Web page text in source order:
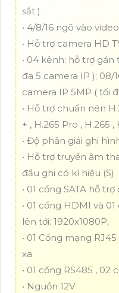
sắt )
• 4/8/16 ngõ vào
• Hỗ trợ camera HD
• 04 kênh: hỗ trợ
đa 5 camera IP ); 08/
camera IP 5MP ( tối
• Hỗ trợ chuẩn nén
+ , H.265 Pro , H.265 ,
• Độ phân giải ghi
• Hỗ trợ truyền âm
đầu ghi có kí hiệu (S)
• 01 cổng SATA hỗ
• 01 cổng HDMI và
lên tới: 1920x1080P,
• 01 Cổng mạng
xa
• 01 cổng RS485 , 02
• Nguồn 12V